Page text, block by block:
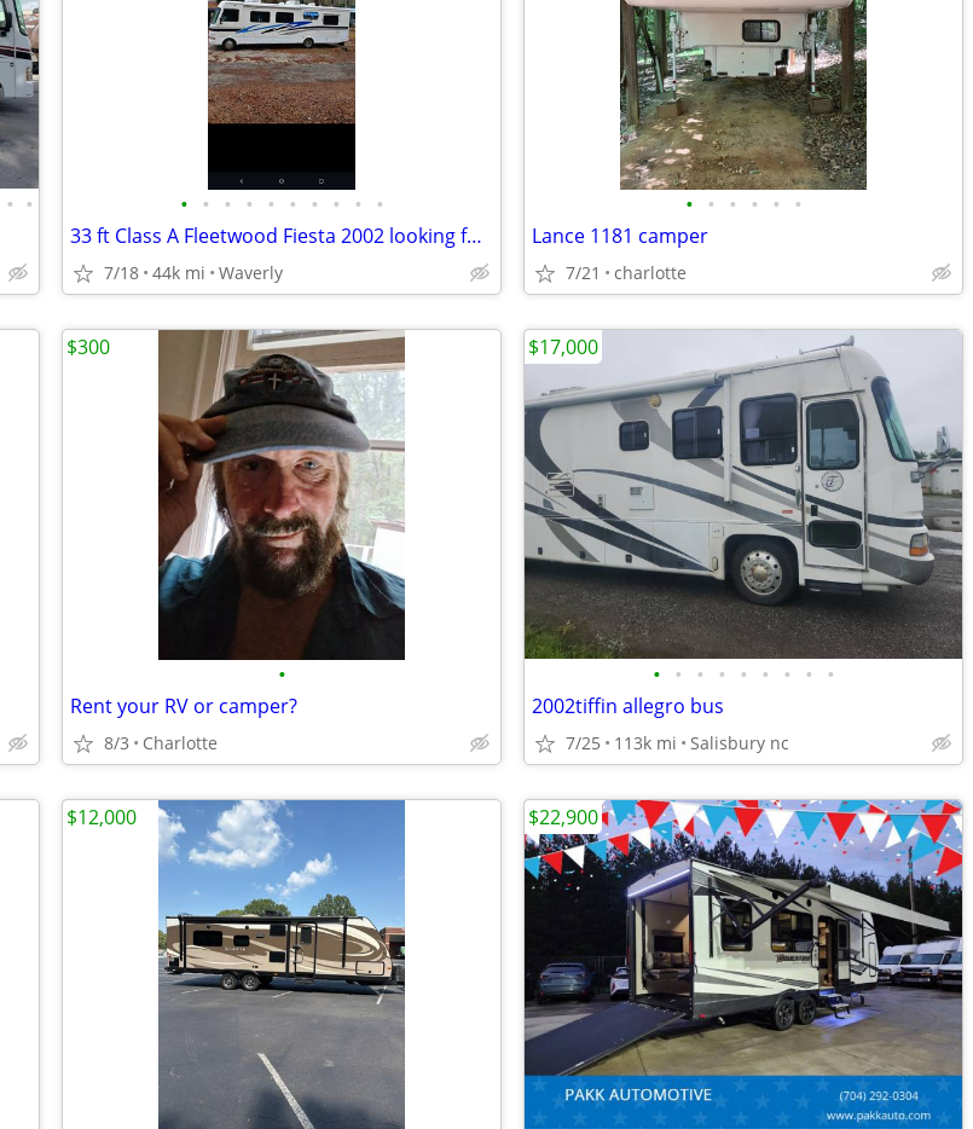
• • • • • • • • • • • •
33 ft Class A Fleetwood Fiesta 2002 looking for a new family
7/18 44k mi Waverly
• • • • • •
Lance 1181 camper
7/21 charlotte
•
Rent your RV or camper?
8/3 Charlotte
$300
• • • • • • • • •
2002tiffin allegro bus
7/25 113k mi Salisbury nc
$17,000
$12,000 $22,900